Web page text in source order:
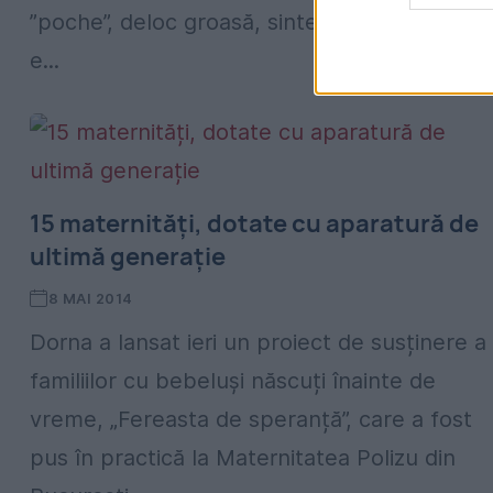
”poche”, deloc groasă, sintetizează ceea ce
e...
15 maternități, dotate cu aparatură de
ultimă generație
8 MAI 2014
Dorna a lansat ieri un proiect de susținere a
familiilor cu bebeluși născuți înainte de
vreme, „Fereasta de speranță”, care a fost
pus în practică la Maternitatea Polizu din